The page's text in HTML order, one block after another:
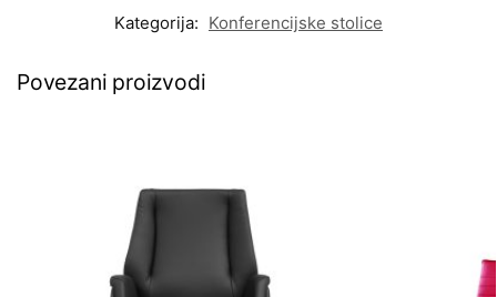
Kategorija: Konferencijske stolice
Povezani proizvodi